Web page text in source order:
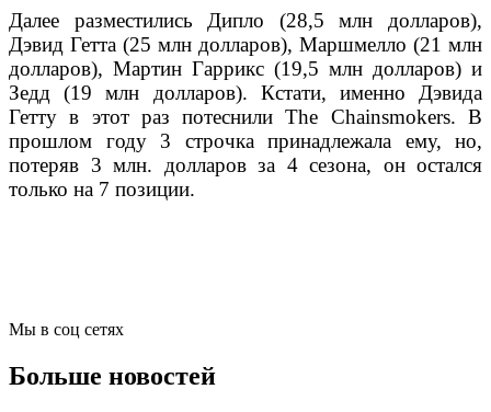
Далее разместились Дипло (28,5 млн долларов),
Дэвид Гетта (25 млн долларов), Маршмелло (21 млн
долларов), Мартин Гаррикс (19,5 млн долларов) и
Зедд (19 млн долларов). Кстати, именно Дэвида
Гетту в этот раз потеснили The Chainsmokers. В
прошлом году 3 строчка принадлежала ему, но,
потеряв 3 млн. долларов за 4 сезона, он остался
только на 7 позиции.
Мы в соц сетях
Больше новостей